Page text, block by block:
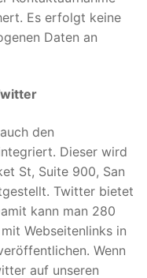
Es erfolgt keine
Daten an
den
Dieser wird
St, Suite 900, San
Twitter bietet
kann man 280
Webseitenlinks in
Wenn
auf unseren